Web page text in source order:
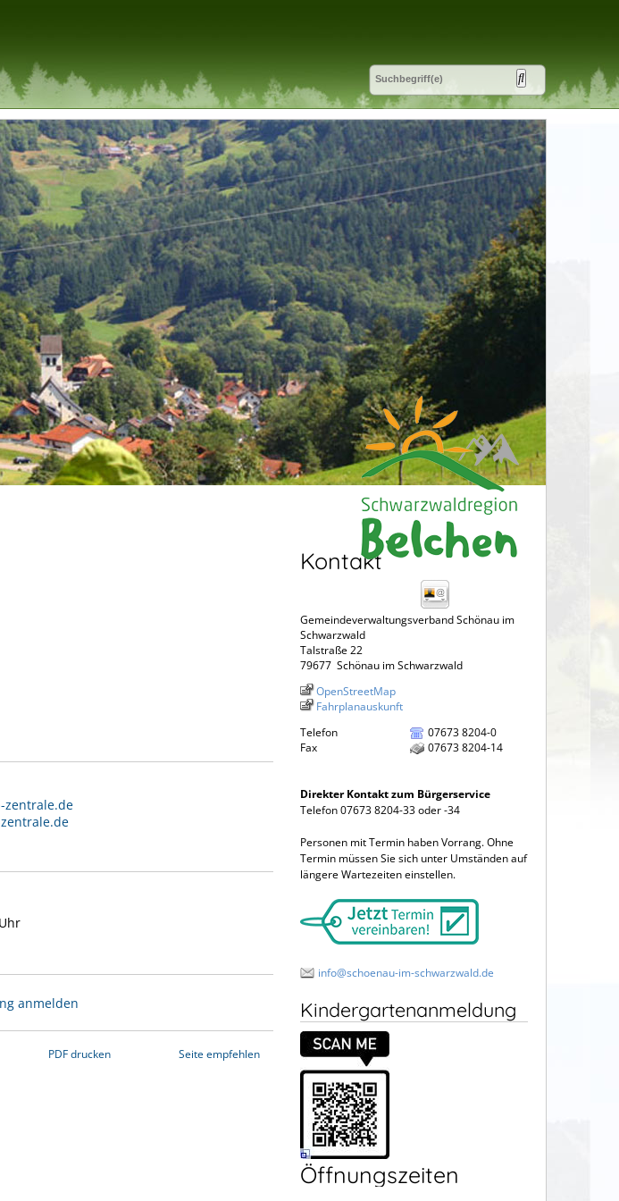
zentrale.de
anmelden
PDF drucken Seite empfehlen
Kontakt
Gemeindeverwaltungsverband Schönau im
Schwarzwald
Talstraße 22
79677 Schönau im Schwarzwald
OpenStreetMap
Fahrplanauskunft
Telefon
07673 8204-0
Fax
07673 8204-14
Direkter Kontakt zum Bürgerservice
Telefon 07673 8204-33 oder -34
Personen mit Termin haben Vorrang. Ohne
Termin müssen Sie sich unter Umständen auf
längere Wartezeiten einstellen.
info@schoenau-im-schwarzwald.de
Kindergartenanmeldung
Öffnungszeiten